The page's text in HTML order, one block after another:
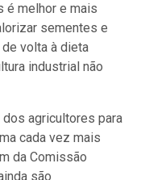
é melhor e mais
sementes e
volta à dieta
industrial não
agricultores para
cada vez mais
da Comissão
são